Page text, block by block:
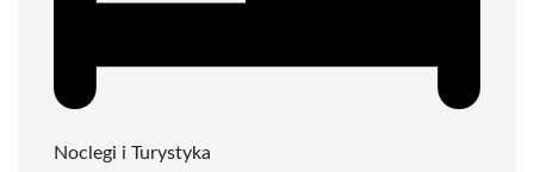
Noclegi i Turystyka